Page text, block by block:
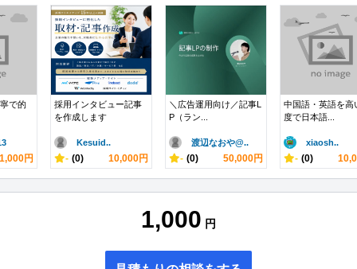
で的
1,000円
採用インタビュー記事
を作成します
Kesuid..
- (0) 10,000円
＼広告運用向け／記事L
P（ラン...
渡辺なおや@..
- (0) 50,000円
中国語・英語を高
度で日本語...
xiaosh..
- (0)
1,000 円